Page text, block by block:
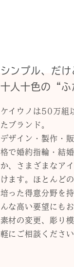
シンプル、だけ
十人十色の“ふ
ケイウノは50万組
たブランド。
デザイン・製作・
格で婚約指輪・結
か、さまざまなア
けます。ほとんど
培った得意分野を
んな高い要望にも
素材の変更、彫り
軽にご相談ください